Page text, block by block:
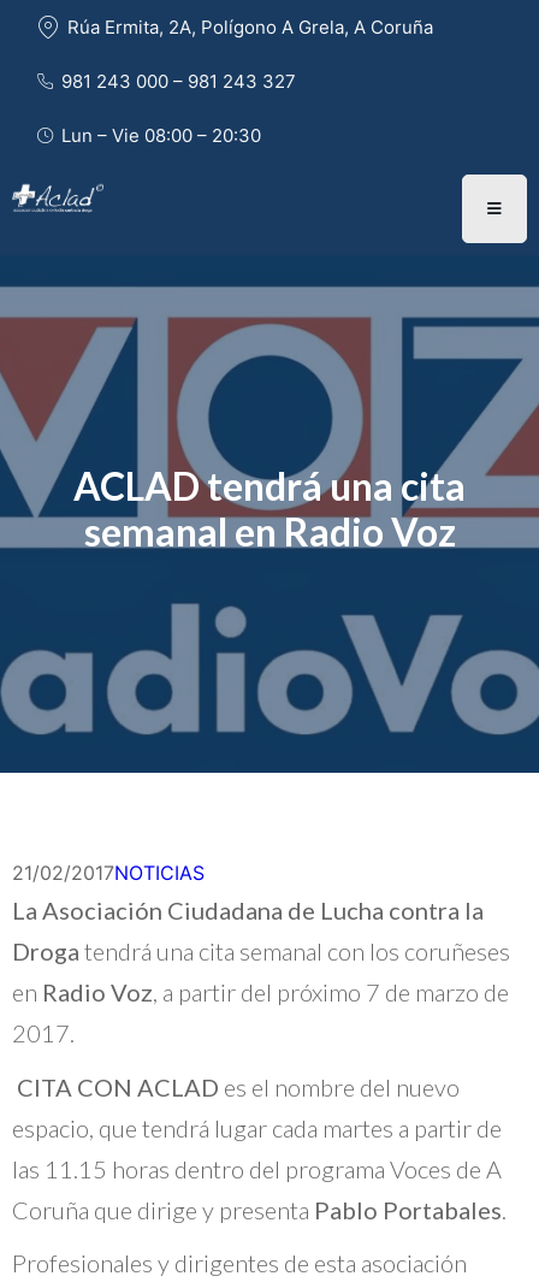
Rúa Ermita, 2A, Polígono A Grela, A Coruña
981 243 000 – 981 243 327
Lun – Vie 08:00 – 20:30
ACLAD tendrá una cita
semanal en Radio Voz
21/02/2017NOTICIAS
La Asociación Ciudadana de Lucha contra la
Droga tendrá una cita semanal con los coruñeses
en Radio Voz, a partir del próximo 7 de marzo de
2017.
CITA CON ACLAD es el nombre del nuevo
espacio, que tendrá lugar cada martes a partir de
las 11.15 horas dentro del programa Voces de A
Coruña que dirige y presenta Pablo Portabales
Profesionales y dirigentes de esta asociación